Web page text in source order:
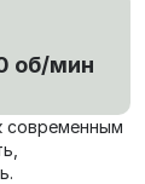
об/мин
современным